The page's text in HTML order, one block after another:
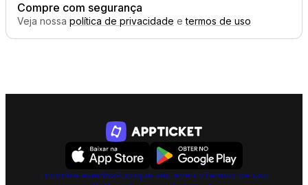
Compre com segurança
Veja nossa política de privacidade etermos de uso
Encontre eventosPublique seu eventoTermos de uso